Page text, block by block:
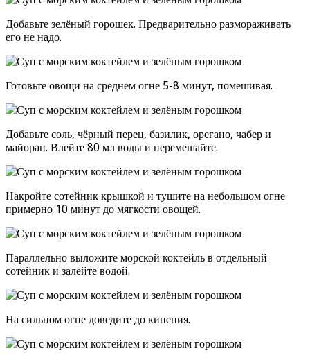
Добавьте зелёный горошек. Предварительно размораживать
его не надо.
Готовьте овощи на среднем огне 5-8 минут, помешивая.
Добавьте соль, чёрный перец, базилик, орегано, чабер и
майоран. Влейте 80 мл воды и перемешайте.
Накройте сотейник крышкой и тушите на небольшом огне
примерно 10 минут до мягкости овощей.
Параллельно выложите морской коктейль в отдельный
сотейник и залейте водой.
На сильном огне доведите до кипения.